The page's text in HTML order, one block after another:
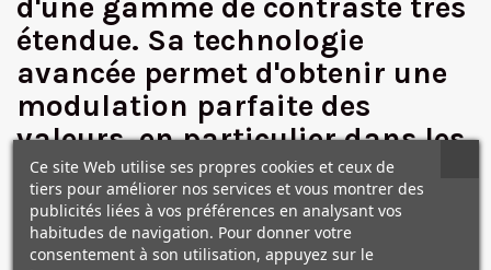
étendue. Sa technologie
avancée permet d'obtenir une
modulation parfaite des
valeurs, en particulier dans les
hautes lumières des images.
Reproduire fidèlement les détails les plus fins et les plus
subtils des hautes lumières, restituer des noirs riches et
profonds, MULTIGRADE RC Deluxe fait tout cela et donne un
Ce site Web utilise ses propres cookies et ceux de
tiers pour améliorer nos services et vous montrer des
publicités liées à vos préférences en analysant vos
habitudes de navigation. Pour donner votre
consentement à son utilisation, appuyez sur le